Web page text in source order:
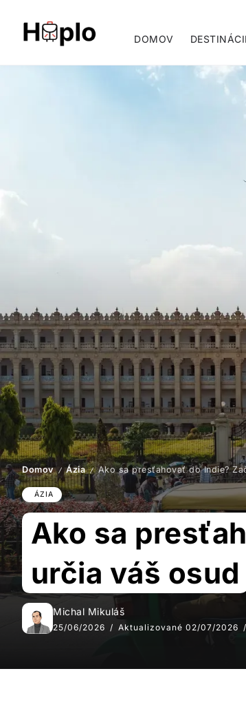
DOMOV
Domov / Ázia / Ako sa presťahovať do Indie?
ÁZIA
Ako sa
určia váš osud
Michal Mikuláš
25/06/2026 Aktualizované 02/07/2026